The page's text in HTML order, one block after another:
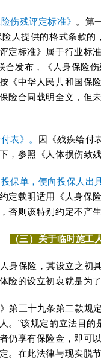
伤残评定标准》 。第
人提供的格式条款
定标准》属于行业标
合发布，《人身保险
《中华人民共和国保
险合同载明全文，但
表》。 因《残疾给付
，参照《人体损伤致
保单，便向投保人出
定载明适用《人身保
否则该特别约定不产
（三）关于临时施
身保险，其设立之初
险的设立初衷就是为
第三十九条第二款规
。”该规定的立法目
仍享有保险金，即可
。在此法律与现实脱